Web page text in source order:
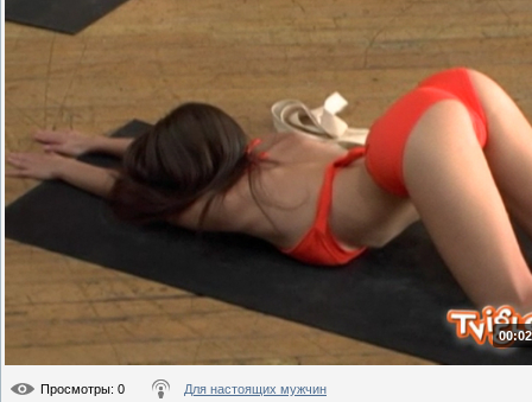
Просмотры: 0 Для настоящих мужчин